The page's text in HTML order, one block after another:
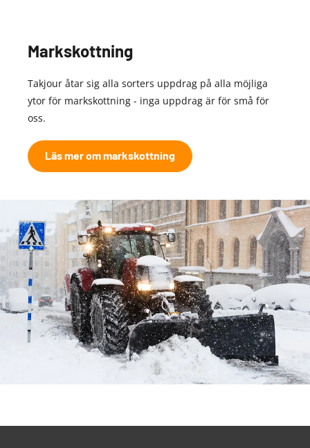
Markskottning
Takjour åtar sig alla sorters uppdrag på alla möjliga
ytor för markskottning - inga uppdrag är för små för
oss.
Läs mer om markskottning